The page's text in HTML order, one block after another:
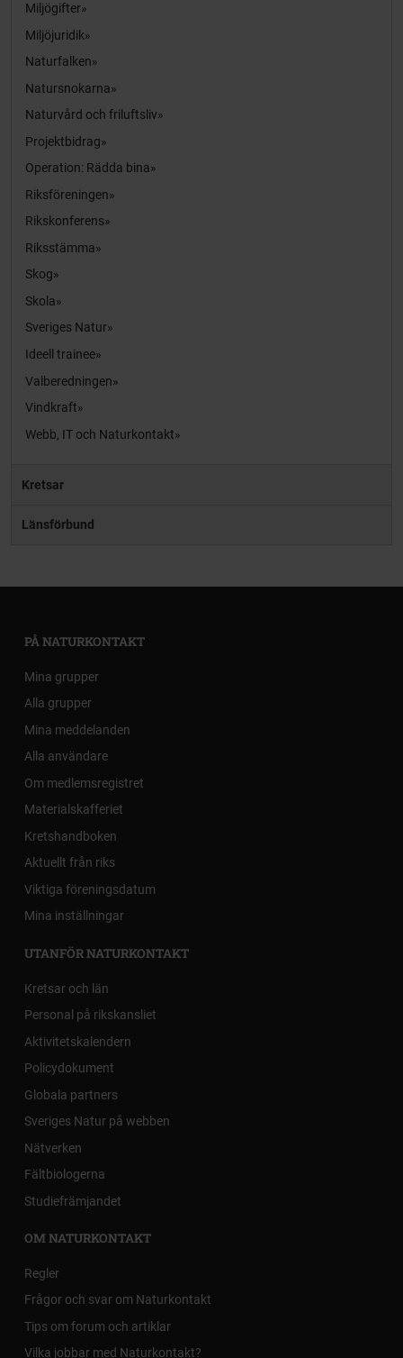
Miljögifter
Miljöjuridik
Naturfalken
Natursnokarna
Naturvård och friluftsliv
Projektbidrag
Operation: Rädda bina
Riksföreningen
Rikskonferens
Riksstämma
Skog
Skola
Sveriges Natur
Ideell trainee
Valberedningen
Vindkraft
Webb, IT och Naturkontakt
Kretsar
Länsförbund
PÅ NATURKONTAKT
Mina grupper
Alla grupper
Mina meddelanden
Alla användare
Om medlemsregistret
Materialskafferiet
Kretshandboken
Aktuellt från riks
Viktiga föreningsdatum
Mina inställningar
UTANFÖR NATURKONTAKT
Kretsar och län
Personal på rikskansliet
Aktivitetskalendern
Policydokument
Globala partners
Sveriges Natur på webben
Nätverken
Fältbiologerna
Studiefrämjandet
OM NATURKONTAKT
Regler
Frågor och svar om Naturkontakt
Tips om forum och artiklar
Vilka jobbar med Naturkontakt?